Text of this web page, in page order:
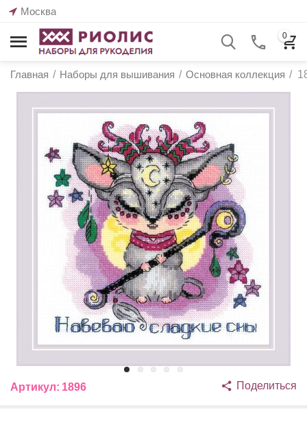
Москва
0
Главная / Наборы для вышивания / Основная коллекция /
Артикул: 1896 Поделиться